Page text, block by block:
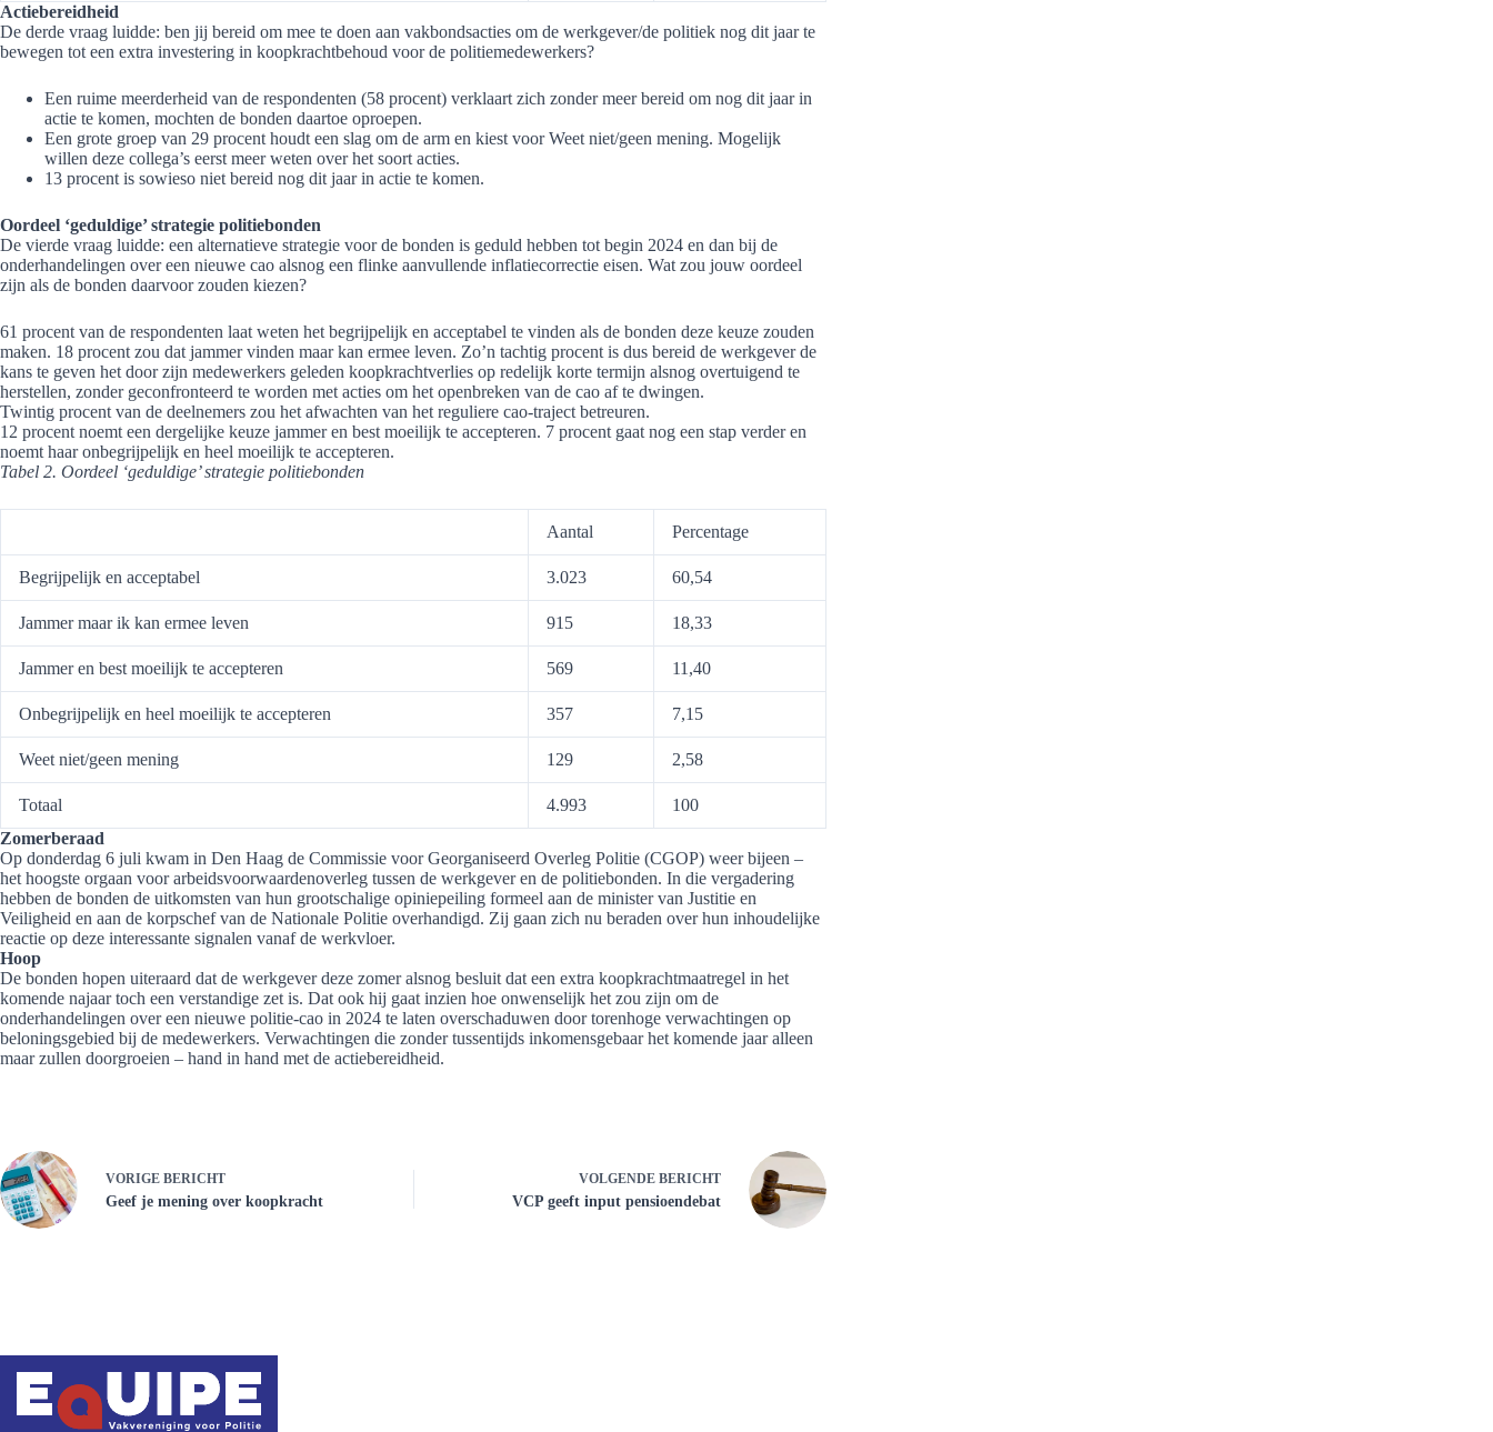
Actiebereidheid
De derde vraag luidde: ben jij bereid om mee te doen aan vakbondsacties om de werkgever/de politiek nog dit jaar te
bewegen tot een extra investering in koopkrachtbehoud voor de politiemedewerkers?
Een ruime meerderheid van de respondenten (58 procent) verklaart zich zonder meer bereid om nog dit jaar in
actie te komen, mochten de bonden daartoe oproepen.
Een grote groep van 29 procent houdt een slag om de arm en kiest voor Weet niet/geen mening. Mogelijk
willen deze collega’s eerst meer weten over het soort acties.
13 procent is sowieso niet bereid nog dit jaar in actie te komen.
Oordeel ‘geduldige’ strategie politiebonden
De vierde vraag luidde: een alternatieve strategie voor de bonden is geduld hebben tot begin 2024 en dan bij de
onderhandelingen over een nieuwe cao alsnog een flinke aanvullende inflatiecorrectie eisen. Wat zou jouw oordeel
zijn als de bonden daarvoor zouden kiezen?
61 procent van de respondenten laat weten het begrijpelijk en acceptabel te vinden als de bonden deze keuze zouden
maken. 18 procent zou dat jammer vinden maar kan ermee leven. Zo’n tachtig procent is dus bereid de werkgever de
kans te geven het door zijn medewerkers geleden koopkrachtverlies op redelijk korte termijn alsnog overtuigend te
herstellen, zonder geconfronteerd te worden met acties om het openbreken van de cao af te dwingen.
Twintig procent van de deelnemers zou het afwachten van het reguliere cao-traject betreuren.
12 procent noemt een dergelijke keuze jammer en best moeilijk te accepteren. 7 procent gaat nog een stap verder en
noemt haar onbegrijpelijk en heel moeilijk te accepteren.
Tabel 2. Oordeel ‘geduldige’ strategie politiebonden
Aantal Percentage
Begrijpelijk en acceptabel 3.023 60,54
Jammer maar ik kan ermee leven 915 18,33
Jammer en best moeilijk te accepteren 569 11,40
Onbegrijpelijk en heel moeilijk te accepteren 357 7,15
Weet niet/geen mening 129 2,58
Totaal 4.993
100
Zomerberaad
Op donderdag 6 juli kwam in Den Haag de Commissie voor Georganiseerd Overleg Politie (CGOP) weer bijeen –
het hoogste orgaan voor arbeidsvoorwaardenoverleg tussen de werkgever en de politiebonden. In die vergadering
hebben de bonden de uitkomsten van hun grootschalige opiniepeiling formeel aan de minister van Justitie en
Veiligheid en aan de korpschef van de Nationale Politie overhandigd. Zij gaan zich nu beraden over hun inhoudelijke
reactie op deze interessante signalen vanaf de werkvloer.
Hoop
De bonden hopen uiteraard dat de werkgever deze zomer alsnog besluit dat een extra koopkrachtmaatregel in het
komende najaar toch een verstandige zet is. Dat ook hij gaat inzien hoe onwenselijk het zou zijn om de
onderhandelingen over een nieuwe politie-cao in 2024 te laten overschaduwen door torenhoge verwachtingen op
beloningsgebied bij de medewerkers. Verwachtingen die zonder tussentijds inkomensgebaar het komende jaar alleen
maar zullen doorgroeien – hand in hand met de actiebereidheid.
VORIGE BERICHT
Geef je mening over koopkracht
VOLGENDE BERICHT
VCP geeft input pensioendebat